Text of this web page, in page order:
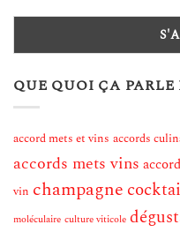
QUE QUOI ÇA
accord mets et vins accords
accords mets vins
vin champagne
moléculaire culture viticole